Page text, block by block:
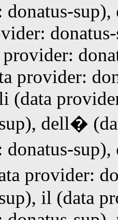
donatus-
provider:
(data
dell�
donatus-
provider:
il (data